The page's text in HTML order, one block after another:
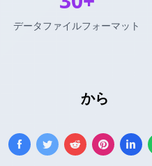
から
データファイルフォーマット